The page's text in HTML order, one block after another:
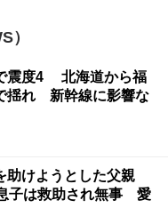
）
震度4 北海道から福
揺れ 新幹線に影響な
助けようとした父親
子は救助され無事 愛